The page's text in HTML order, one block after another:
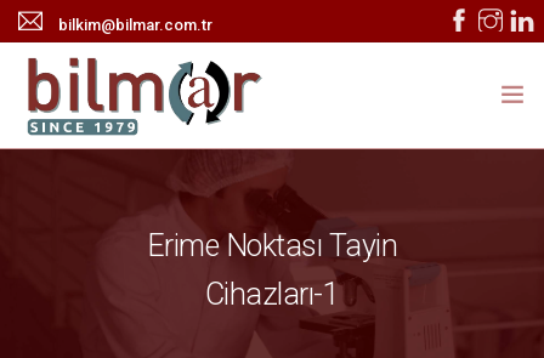
bilkim@bilmar.com.tr
Erime Noktası Tayin
Cihazları-1